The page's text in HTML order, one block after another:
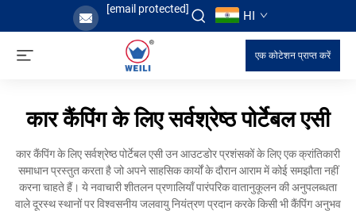
[email protected] HI
एक कोटेशन प्राप्त करें
कार कैंपिंग के लिए सर्वश्रेष्ठ पोर्टेबल एसी
कार कैंपिंग के लिए सर्वश्रेष्ठ पोर्टेबल एसी उन आउटडोर प्रशंसकों के लिए एक क्रांतिकारी
समाधान प्रस्तुत करता है जो अपने साहसिक कार्यों के दौरान आराम में कोई समझौता नहीं
करना चाहते हैं। ये नवाचारी शीतलन प्रणालियाँ पारंपरिक वातानुकूलन की अनुपलब्धता
वाले दूरस्थ स्थानों पर विश्वसनीय जलवायु नियंत्रण प्रदान करके किसी भी कैंपिंग अनुभव